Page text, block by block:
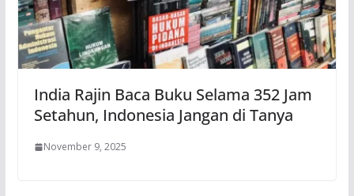
India Rajin Baca Buku Selama 352 Jam
Setahun, Indonesia Jangan di Tanya
November 9, 2025